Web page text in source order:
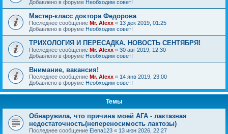
Добавлено в форуме Необходим совет!
Мастер-класс доктора Федорова
Последнее сообщение Mr. Alexx « 13 дек 2019, 01:25
Добавлено в форуме Необходим совет!
ТРИХОЛОГИЯ И ПЕРЕСАДКА. НОВОСТЬ СЕНТЯБРЯ!
Последнее сообщение Mr. Alexx « 30 авг 2019, 12:30
Добавлено в форуме Необходим совет!
Внимание, вакансия!
Последнее сообщение Mr. Alexx « 14 янв 2019, 23:00
Добавлено в форуме Необходим совет!
Темы
Обнаружила, что причина моей АГА - лактазная
недостаточность(непереносимость лактозы)
Последнее сообщение Elena123 « 13 июн 2026, 22:27